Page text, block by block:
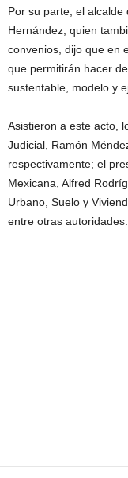
Por su parte, el
Hernández, quien
convenios, dijo que en
que permitirán hacer
sustentable, modelo y
Asistieron a este acto,
Judicial, Ramón
respectivamente; el
Mexicana, Alfred
Urbano, Suelo y
entre otras autoridades.